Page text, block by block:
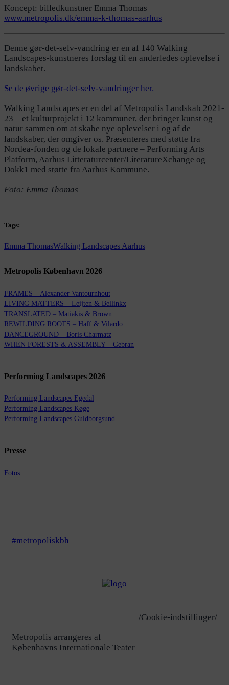
Koncept: billedkunstner Emma Thomas
www.metropolis.dk/emma-k-thomas-aarhus
Denne gør-det-selv-vandring er en af 140 Walking
Landscapes-kunstneres forslag til en anderledes oplevelse i
landskabet.
Se de øvrige gør-det-selv-vandringer her.
Walking Landscapes er en del af Metropolis Landskab 2021-
23 – et kulturprojekt i 12 kommuner, der bringer kunst og
natur sammen om at skabe nye oplevelser i og af de
landskaber, der omgiver os. Præsenteres med støtte fra
Nordea-fonden og de lokale partnere – Performing Arts
Platform, Aarhus Litteraturcenter/LiteratureXchange og
Dokk1 med støtte fra Aarhus Kommune.
Foto: Emma Thomas
Tags:
Emma ThomasWalking Landscapes Aarhus
Metropolis København 2026
FRAMES – Alexander Vantournhout
LIVING MATTERS – Leijten & Bellinkx
TRANSLATED – Matiakis & Brown
REWILDING ROOTS – Haff & Vilardo
DANCEGROUND – Boris Charmatz
WHEN FORESTS & ASSEMBLY – Gebran
Performing Landscapes 2026
Performing Landscapes Egedal
Performing Landscapes Køge
Performing Landscapes Guldborgsund
Presse
Fotos
#metropoliskbh
/Cookie-indstillinger/
Metropolis arrangeres af
Københavns Internationale Teater